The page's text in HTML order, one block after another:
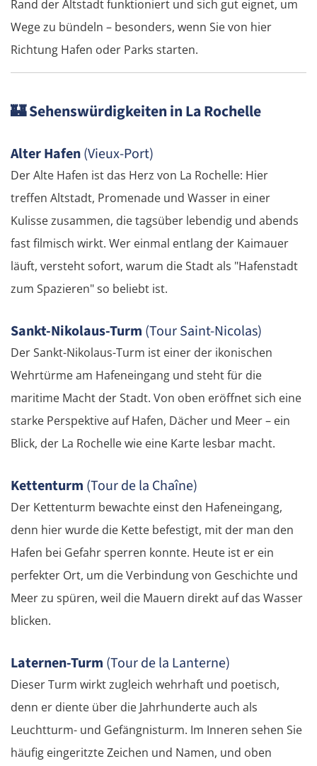
Rand der Altstadt funktioniert und sich gut eignet, um
Wege zu bündeln – besonders, wenn Sie von hier
Richtung Hafen oder Parks starten.
🏰Sehenswürdigkeiten in La Rochelle
Alter Hafen(Vieux-Port)
Der Alte Hafen ist das Herz von La Rochelle: Hier
treffen Altstadt, Promenade und Wasser in einer
Kulisse zusammen, die tagsüber lebendig und abends
fast filmisch wirkt. Wer einmal entlang der Kaimauer
läuft, versteht sofort, warum die Stadt als "Hafenstadt
zum Spazieren" so beliebt ist.
Sankt-Nikolaus-Turm (Tour Saint-Nicolas)
Der Sankt-Nikolaus-Turm ist einer der ikonischen
Wehrtürme am Hafeneingang und steht für die
maritime Macht der Stadt. Von oben eröffnet sich eine
starke Perspektive auf Hafen, Dächer und Meer – ein
Blick, der La Rochelle wie eine Karte lesbar macht.
Kettenturm (Tour de la Chaîne)
Der Kettenturm bewachte einst den Hafeneingang,
denn hier wurde die Kette befestigt, mit der man den
Hafen bei Gefahr sperren konnte. Heute ist er ein
perfekter Ort, um die Verbindung von Geschichte und
Meer zu spüren, weil die Mauern direkt auf das Wasser
blicken.
Laternen-Turm (Tour de la Lanterne)
Dieser Turm wirkt zugleich wehrhaft und poetisch,
denn er diente über die Jahrhunderte auch als
Leuchtturm- und Gefängnisturm. Im Inneren sehen Sie
häufig eingeritzte Zeichen und Namen, und oben